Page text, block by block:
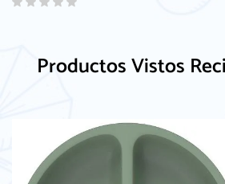
Productos Vistos